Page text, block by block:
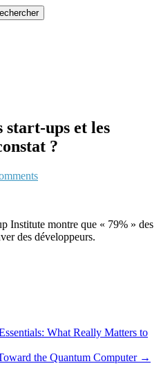
ups et les
?
Institute montre que « 79% » des
des développeurs.
What Really Matters to
the Quantum Computer →